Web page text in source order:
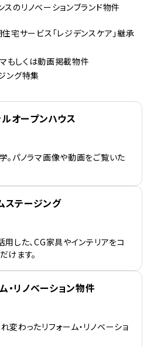
のリノベーションブランド物件
宅サービス「レジデンスケア」継承
もしくは動画掲載物件
ング特集
オープンハウス
パノラマ画像や動画をご覧いた
ステージング
用した、CG家具やインテリアをコ
けます。
・リノベーション物件
変わったリフォーム・リノベーショ